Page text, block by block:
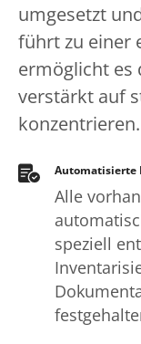
umgesetzt
führt zu einer
ermöglicht es
verstärkt auf
konzentrieren.
Automatisierte
Alle
speziell